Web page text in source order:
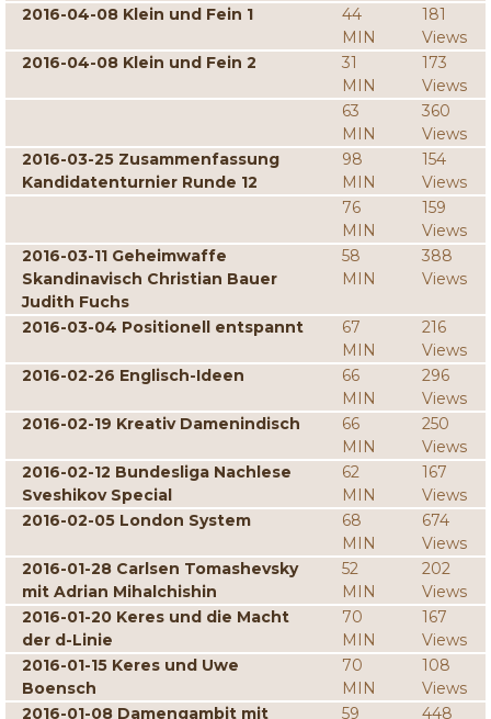
2016-04-08 Klein und Fein 1
44
MIN
181
Views
2016-04-08 Klein und Fein 2
31
MIN
173
Views
63
MIN
360
Views
2016-03-25 Zusammenfassung
Kandidatenturnier Runde 12
98
MIN
154
Views
76
MIN
159
Views
2016-03-11 Geheimwaffe
Skandinavisch Christian Bauer
Judith Fuchs
58
MIN
388
Views
2016-03-04 Positionell entspannt
67
MIN
216
Views
2016-02-26 Englisch-Ideen
66
MIN
296
Views
2016-02-19 Kreativ Damenindisch
66
MIN
250
Views
2016-02-12 Bundesliga Nachlese
Sveshikov Special
62
MIN
167
Views
2016-02-05 London System
68
MIN
674
Views
2016-01-28 Carlsen Tomashevsky
mit Adrian Mihalchishin
52
MIN
202
Views
2016-01-20 Keres und die Macht
der d-Linie
70
MIN
167
Views
2016-01-15 Keres und Uwe
Boensch
70
MIN
108
Views
2016-01-08 Damengambit mit
59 448